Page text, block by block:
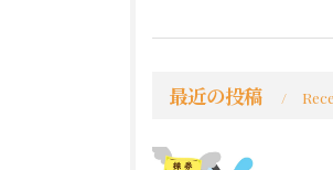
最近の投稿